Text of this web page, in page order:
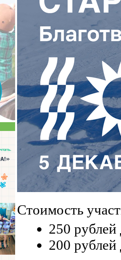
Стоимость
250 рублей
200 рублей